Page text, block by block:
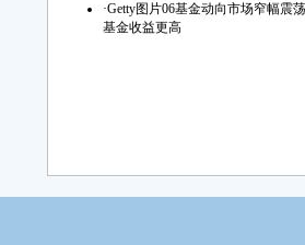
·Getty图片06基金动向市场窄幅震
基金收益更高